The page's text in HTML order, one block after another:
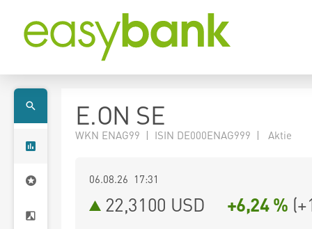
E.ON SE
WKN ENAG99 | ISIN DE000ENAG999 | Aktie
06.08.26 17:31
22,3100 USD +6,24 % (